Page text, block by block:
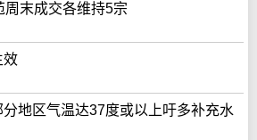
周末成交各维持5宗
效
地区气温达37度或以上吁多补充水